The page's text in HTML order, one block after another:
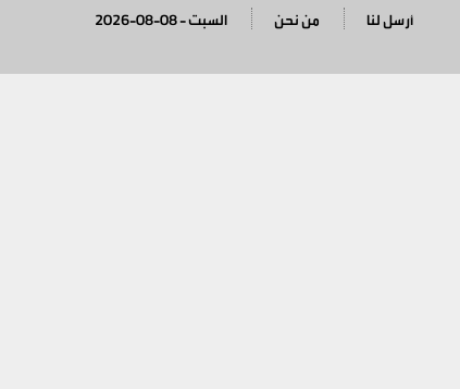
2026-08-08 - السبت من نحن أرسل لنا